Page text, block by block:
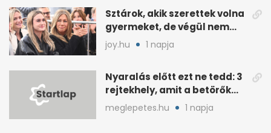
Sztárok, akik szerettek volna
gyermeket, de végül nem
született nekik
joy.hu 1 napja
Nyaralás előtt ezt ne tedd: 3
rejtekhely, amit a betörők
ismernek
meglepetes.hu 1 napja